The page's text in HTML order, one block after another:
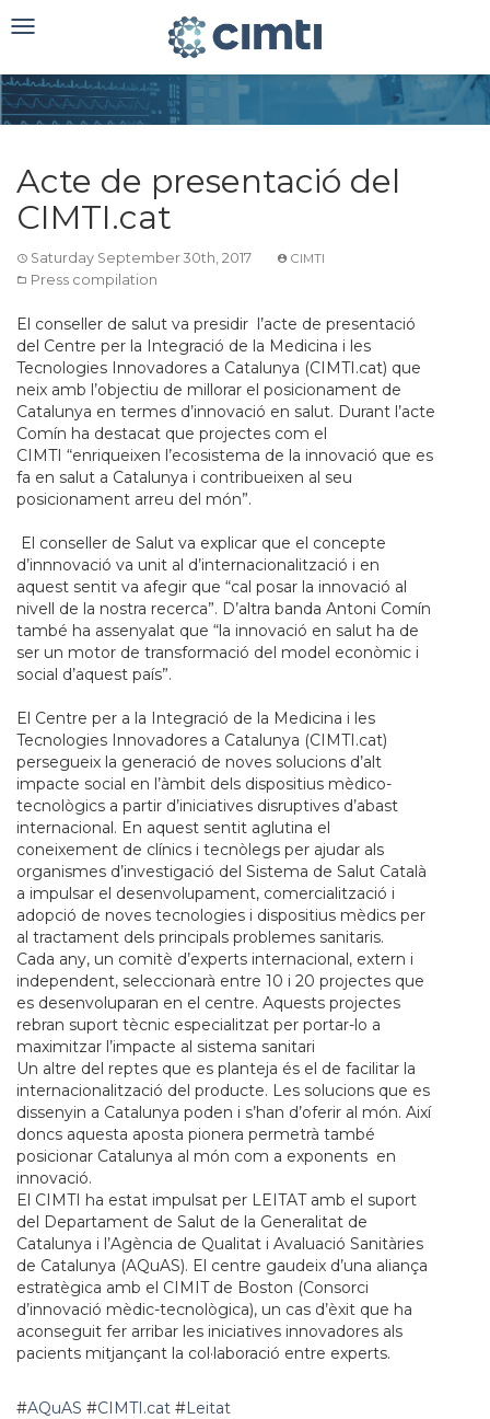
Toggle
Acte de presentació del
CIMTI.cat
Saturday September 30th, 2017 CIMTI
Press compilation
El conseller de salut va presidir l’acte de presentació
del Centre per la Integració de la Medicina i les
Tecnologies Innovadores a Catalunya (CIMTI.cat) que
neix amb l’objectiu de millorar el posicionament de
Catalunya en termes d’innovació en salut. Durant l’acte
Comín ha destacat que projectes com el
CIMTI “enriqueixen l’ecosistema de la innovació que es
fa en salut a Catalunya i contribueixen al seu
posicionament arreu del món”.
El conseller de Salut va explicar que el concepte
d’innnovació va unit al d’internacionalització i en
aquest sentit va afegir que “cal posar la innovació al
nivell de la nostra recerca”. D’altra banda Antoni Comín
també ha assenyalat que “la innovació en salut ha de
ser un motor de transformació del model econòmic i
social d’aquest país”.
El Centre per a la Integració de la Medicina i les
Tecnologies Innovadores a Catalunya (CIMTI.cat)
persegueix la generació de noves solucions d’alt
impacte social en l’àmbit dels dispositius mèdico-
tecnològics a partir d’iniciatives disruptives d’abast
internacional. En aquest sentit aglutina el
coneixement de clínics i tecnòlegs per ajudar als
organismes d’investigació del Sistema de Salut Català
a impulsar el desenvolupament, comercialització i
adopció de noves tecnologies i dispositius mèdics per
al tractament dels principals problemes sanitaris.
Cada any, un comitè d’experts internacional, extern i
independent, seleccionarà entre 10 i 20 projectes que
es desenvoluparan en el centre. Aquests projectes
rebran suport tècnic especialitzat per portar-lo a
maximitzar l’impacte al sistema sanitari
Un altre del reptes que es planteja és el de facilitar la
internacionalització del producte. Les solucions que es
dissenyin a Catalunya poden i s’han d’oferir al món. Així
doncs aquesta aposta pionera permetrà també
posicionar Catalunya al món com a exponents en
innovació.
El CIMTI ha estat impulsat per LEITAT amb el suport
del Departament de Salut de la Generalitat de
Catalunya i l’Agència de Qualitat i Avaluació Sanitàries
de Catalunya (AQuAS). El centre gaudeix d’una aliança
estratègica amb el CIMIT de Boston (Consorci
d’innovació mèdic-tecnològica), un cas d’èxit que ha
aconseguit fer arribar les iniciatives innovadores als
pacients mitjançant la col·laboració entre experts.
#AQuAS #CIMTI.cat #Leitat